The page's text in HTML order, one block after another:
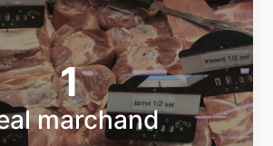
1
marchand